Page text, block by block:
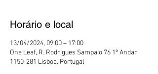
Horário e local
13/04/2024, 09:00 – 17:00
One Leaf, R. Rodrigues Sampaio 76 1º Andar,
1150-281 Lisboa, Portugal